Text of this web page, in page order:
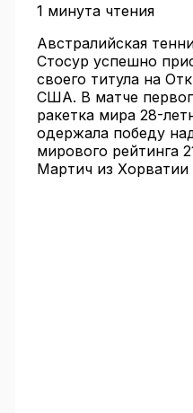
1 минута чтения
Австралийская
Стосур успешно
своего титула на
США. В матче
ракетка мира 28-
одержала победу
мирового рейтинга
Мартич из Хорватии